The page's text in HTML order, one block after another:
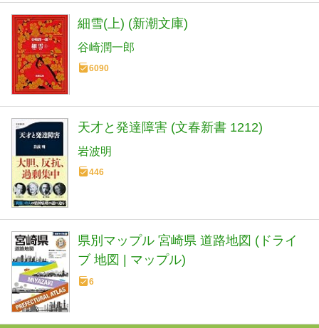
細雪(上) (新潮文庫)
谷崎潤一郎
6090
天才と発達障害 (文春新書 1212)
岩波明
446
県別マップル 宮崎県 道路地図 (ドライ
ブ 地図 | マップル)
6